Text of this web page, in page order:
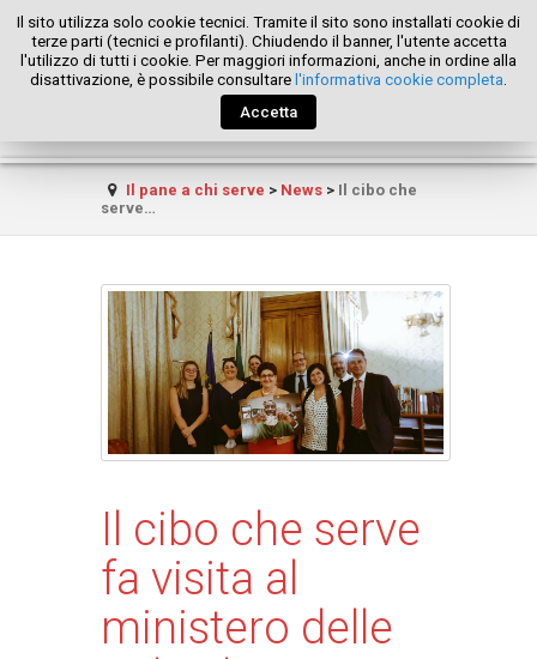
Il pane a chi serve > News > Il cibo che
serve…
Il cibo che serve
fa visita al
ministero delle
Il sito utilizza solo cookie tecnici. Tramite il sito sono installati cookie di
terze parti (tecnici e profilanti). Chiudendo il banner, l'utente accetta
l'utilizzo di tutti i cookie. Per maggiori informazioni, anche in ordine alla
disattivazione, è possibile consultare l'informativa cookie completa
Accetta